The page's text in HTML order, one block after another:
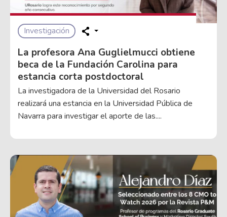
Investigación
La profesora Ana Guglielmucci obtiene
beca de la Fundación Carolina para
estancia corta postdoctoral
La investigadora de la Universidad del Rosario
realizará una estancia en la Universidad Pública de
Navarra para investigar el aporte de las....